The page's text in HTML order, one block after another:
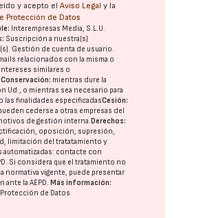
y acepto elAviso Legal y la
Protección de Datos
Interempresas Media, S.L.U.
Suscripción a nuestra(s)
Gestión de cuenta de usuario.
relacionados con la misma o
similares o
Conservación: mientras dure la
Ud., o mientras sea necesario para
las finalidades especificadasCesión:
cederse a otras empresas del
de gestión interna.Derechos:
oposición, supresión,
limitación del tratatamiento y
contacte con
. Si considera que el tratamiento no
normativa vigente, puede presentar
ante laAEPD.Más información:
de Datos